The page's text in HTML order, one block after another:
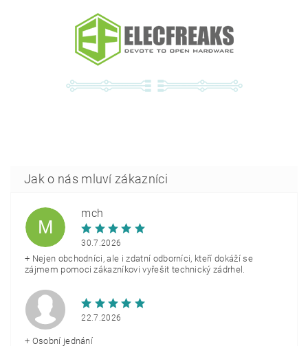
M
mch
30.7.2026
+ Nejen obchodníci, ale i zdatní odborníci, kteří dokáží se
zájmem pomoci zákazníkovi vyřešit technický zádrhel.
22.7.2026
+ Osobní jednání